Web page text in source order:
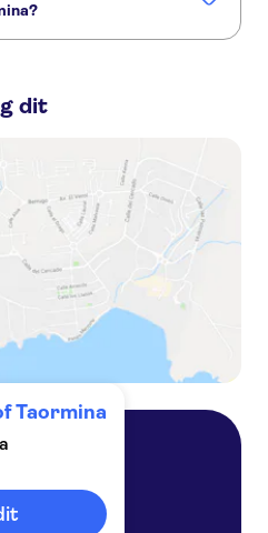
from Cefalù
half-day tour
dit
Taormina